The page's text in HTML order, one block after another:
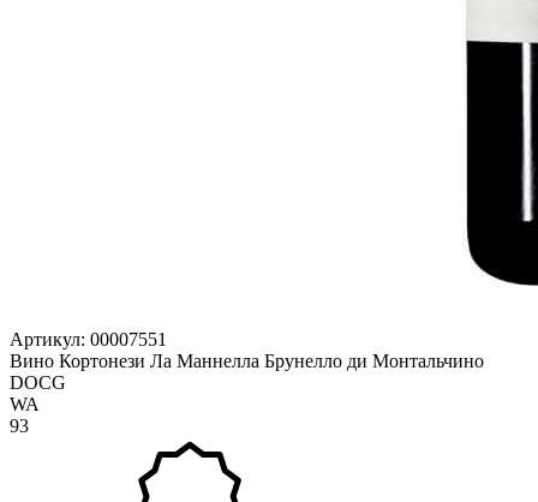
Артикул: 00007551
Вино Кортонези Ла Маннелла Брунелло ди Монтальчино
DOCG
WA
93